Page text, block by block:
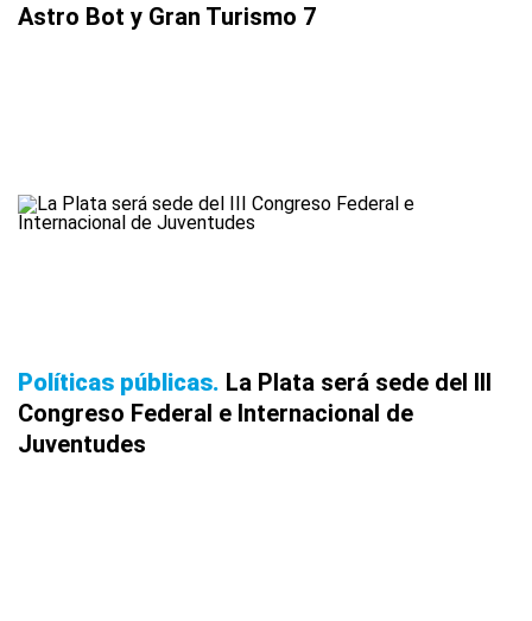
Astro Bot y Gran Turismo 7
Políticas públicas La Plata será sede del III
Congreso Federal e Internacional de
Juventudes